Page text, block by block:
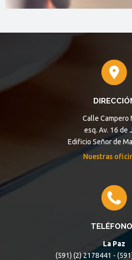
Calle Campero
esq. Av. 16 de
Edificio Señor de
Nuestras
La Paz
(591) (2) 2178441 -